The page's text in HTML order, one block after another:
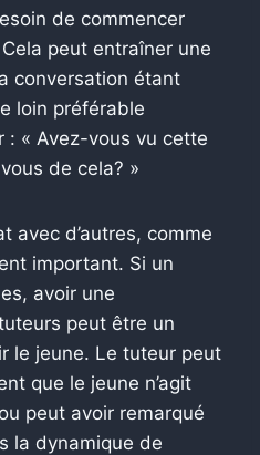
de commencer
peut entraîner une
conversation étant
loin préférable
: « Avez-vous vu cette
de cela? »
avec d’autres, comme
important. Si un
avoir une
peut être un
le jeune. Le tuteur peut
que le jeune n’agit
peut avoir remarqué
la dynamique de